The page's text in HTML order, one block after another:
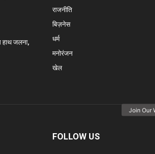
जलना,
राजनीति
बिज़नेस
धर्म
मनोरंजन
खेल
FOLLOW US